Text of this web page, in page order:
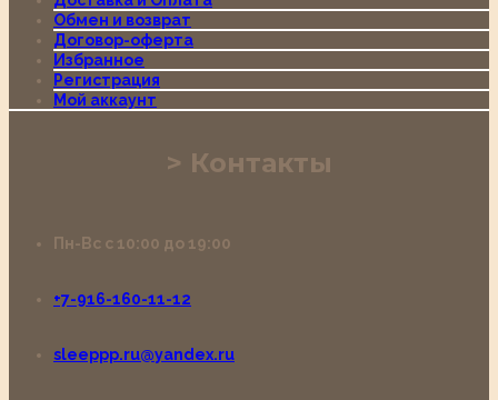
Обмен и возврат
Договор-оферта
Избранное
Регистрация
Мой аккаунт
Контакты
Пн-Вс с 10:00 до 19:00
+7-916-160-11-12
sleeppp.ru@yandex.ru